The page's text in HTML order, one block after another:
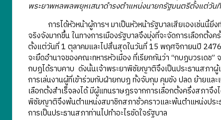
พระยาพหลพลพยุหเสนาดำรงตำแหน่งนายกรัฐมนตรีตั้งแต่วัน
การได้หัวหน้าผู้การฯ มาเป็นหัวหน้ารัฐบาลเสียเองเช่นนี้ยิ่
จริงจังมากขึ้น ในทางการเมืองรัฐบาลจึงมุ่งที่จะจัดการเลือกตั้ง
ตั้งแต่วันที่ 1 ตุลาคมและไปสิ้นสุดในวันที่ 15 พฤศจิกายนปี
จะยึดอำนาจของคณะทหารหัวเมือง ที่เรียกกันว่า “กบฏบวรเดช
กบฏได้ราบคาบ ดังนั้นเจ้าพระยาพิชัยญาติจึงเป็นประธานสภา
การเล่นงานผู้ที่เข้าร่วมกับฝ่ายกบฏ ทั้งจับกุม คุมขัง ปลด ย้ายแ
เลือกตั้งสำเร็จลงได้ มีผู้แทนราษฎรจากการเลือกตั้งครึ่งสภาจึ
พิชัยญาติจึงพ้นตำแหน่งสมาชิกสภาชั่วคราวและพ้นตำแหน่งปร
การเป็นประธานสภาท่านไปทำอะไรขัดใจรัฐบาล